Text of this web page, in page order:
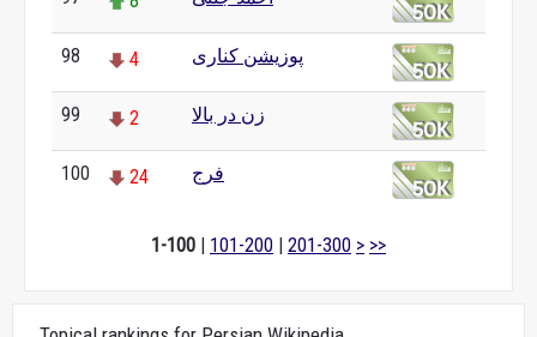
98 4 پوزیشن کناری
99 2 زن در بالا
100 24 فرج
1-100 | 101-200 | 201-300 > >>